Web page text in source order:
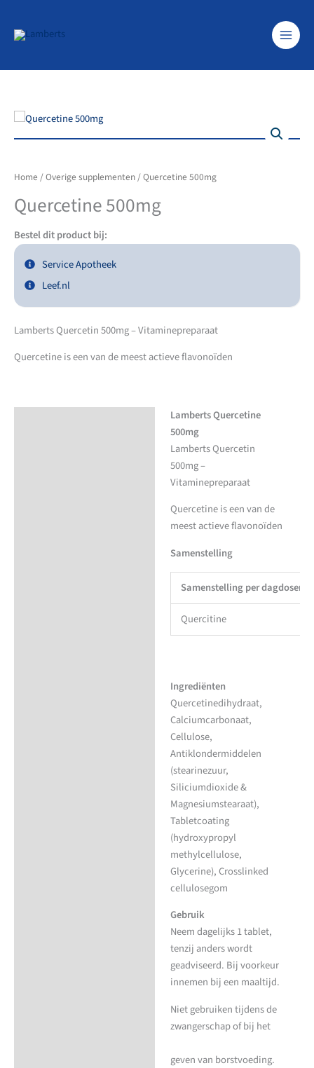
Home /Overige supplementen / Quercetine 500mg
Quercetine 500mg
Bestel dit product bij:
Service Apotheek
Leef.nl
Lamberts Quercetin 500mg – Vitaminepreparaat
Quercetine is een van de meest actieve flavonoïden
Lamberts Quercetine
500mg
Lamberts Quercetin
500mg –
Vitaminepreparaat
Quercetine is een van de
meest actieve flavonoïden
Samenstelling
Samenstelling per
Quercitine
Ingrediënten
Quercetinedihydraat,
Calciumcarbonaat,
Cellulose,
Antiklondermiddelen
(stearinezuur,
Siliciumdioxide &
Magnesiumstearaat),
Tabletcoating
(hydroxypropyl
methylcellulose,
Glycerine), Crosslinked
cellulosegom
Gebruik
Neem dagelijks 1 tablet,
tenzij anders wordt
geadviseerd. Bij voorkeur
innemen bij een maaltijd.
Niet gebruiken tijdens de
zwangerschap of bij het
geven van borstvoeding.